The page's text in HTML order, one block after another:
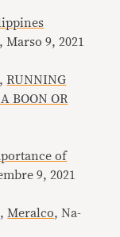
, Marso 9, 2021
RUNNING
BOON OR
of
9, 2021
Meralco, Na-